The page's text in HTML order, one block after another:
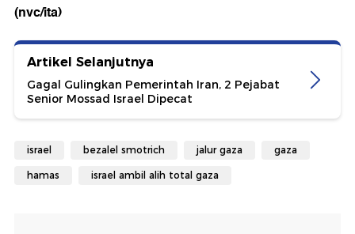
(nvc/ita)
Artikel Selanjutnya
Gagal Gulingkan Pemerintah Iran, 2 Pejabat
Senior Mossad Israel Dipecat
israel bezalel smotrich jalur gaza gaza
hamas israel ambil alih total gaza